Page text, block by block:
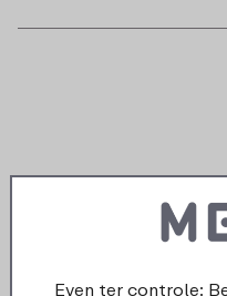
Even ter controle: